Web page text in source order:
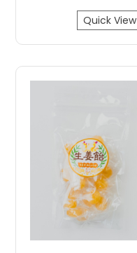
Quick View